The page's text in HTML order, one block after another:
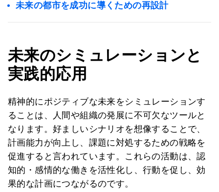
未来の都市を成功に導くための再設計
未来のシミュレーションと
実践的応用
精神的にポジティブな未来をシミュレーションす
ることは、人間や組織の発展に不可欠なツールと
なります。好ましいシナリオを想像することで、
計画能力が向上し、課題に対処するための戦略を
促進すると言われています。これらの活動は、認
知的・感情的な働きを活性化し、行動を促し、効
果的な計画につながるのです。